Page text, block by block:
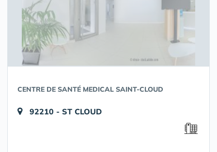
CENTRE DE SANTÉ MEDICAL SAINT-CLOUD
92210 - ST CLOUD